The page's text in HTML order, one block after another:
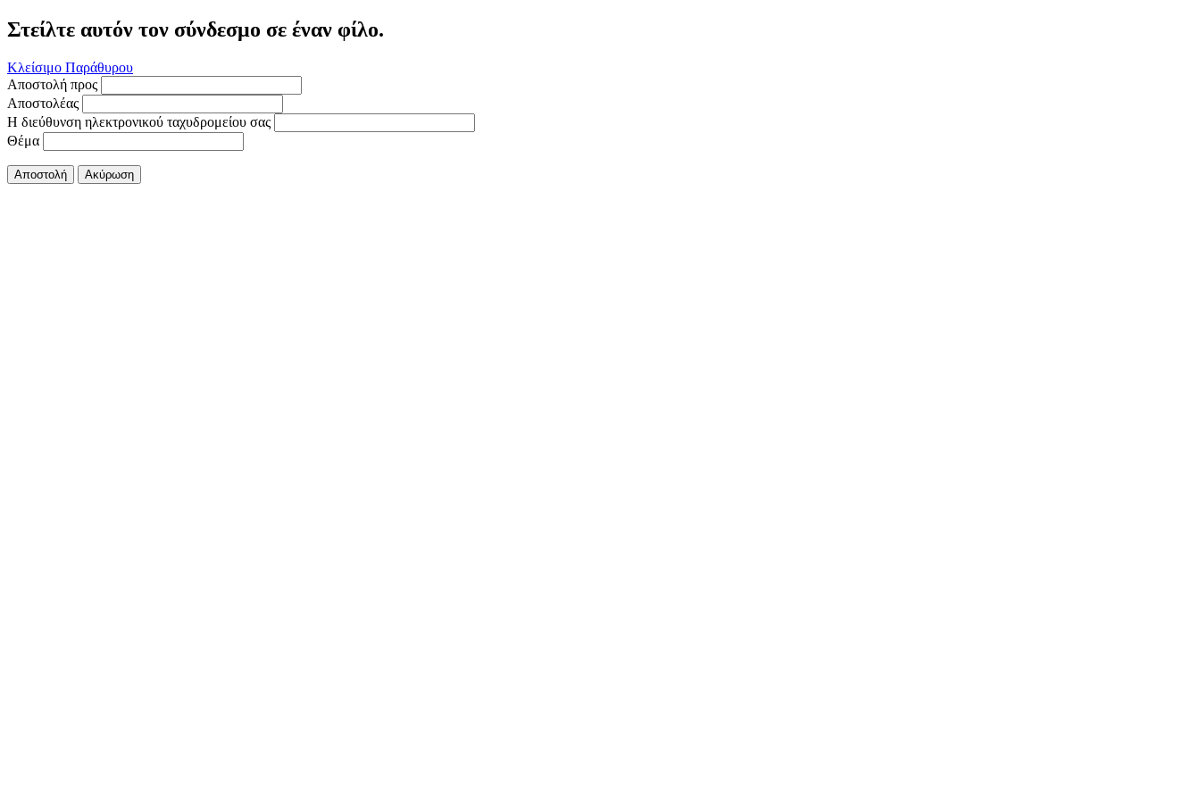
Στείλτε αυτόν τον σύνδεσμο σε έναν φίλο.
Κλείσιμο Παράθυρου
Αποστολή προς
Αποστολέας
Η διεύθυνση ηλεκτρονικού ταχυδρομείου σας
Θέμα
Αποστολή Ακύρωση